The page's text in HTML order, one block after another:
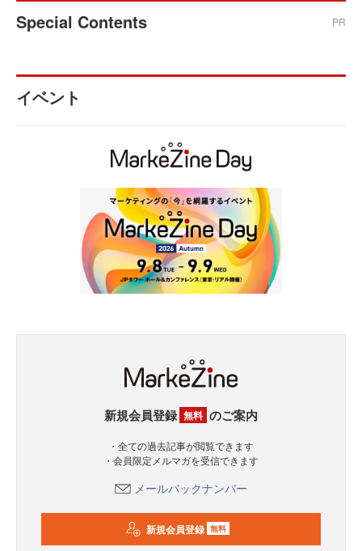
Special Contents PR
イベント
新規会員登録 無料 のご案内
・全ての過去記事が閲覧できます
・会員限定メルマガを受信できます
メールバックナンバー
新規会員登録 無料